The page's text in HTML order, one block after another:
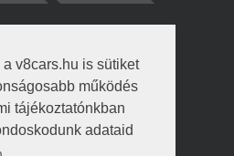
v8cars.hu is sütiket
működés
tájékoztatónkban
adataid
Én csak két
Nem tudtam, hogy fél autót,